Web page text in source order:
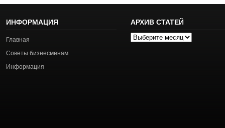
ИНФОРМАЦИЯ
Главная
Советы бизнесменам
Информация
АРХИВ СТАТЕЙ
Архив